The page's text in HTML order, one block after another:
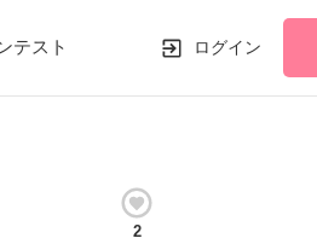
テスト ログイン
2